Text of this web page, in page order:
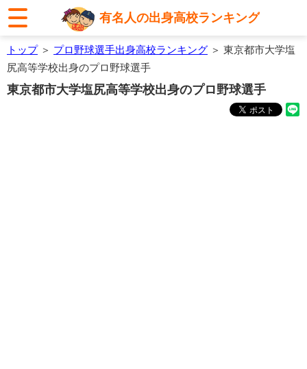
有名人の出身高校ランキング
トップ＞ プロ野球選手出身高校ランキング ＞ 東京都市大学塩
尻高等学校出身のプロ野球選手
東京都市大学塩尻高等学校出身のプロ野球選手